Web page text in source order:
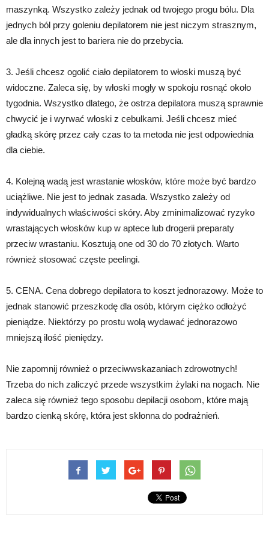
maszynką. Wszystko zależy jednak od twojego progu bólu. Dla
jednych ból przy goleniu depilatorem nie jest niczym strasznym,
ale dla innych jest to bariera nie do przebycia.
3. Jeśli chcesz ogolić ciało depilatorem to włoski muszą być
widoczne. Zaleca się, by włoski mogły w spokoju rosnąć około
tygodnia. Wszystko dlatego, że ostrza depilatora muszą sprawnie
chwycić je i wyrwać włoski z cebulkami. Jeśli chcesz mieć
gładką skórę przez cały czas to ta metoda nie jest odpowiednia
dla ciebie.
4. Kolejną wadą jest wrastanie włosków, które może być bardzo
uciążliwe. Nie jest to jednak zasada. Wszystko zależy od
indywidualnych właściwości skóry. Aby zminimalizować ryzyko
wrastających włosków kup w aptece lub drogerii preparaty
przeciw wrastaniu. Kosztują one od 30 do 70 złotych. Warto
również stosować częste peelingi.
5. CENA. Cena dobrego depilatora to koszt jednorazowy. Może to
jednak stanowić przeszkodę dla osób, którym ciężko odłożyć
pieniądze. Niektórzy po prostu wolą wydawać jednorazowo
mniejszą ilość pieniędzy.
Nie zapomnij również o przeciwwskazaniach zdrowotnych!
Trzeba do nich zaliczyć przede wszystkim żylaki na nogach. Nie
zaleca się również tego sposobu depilacji osobom, które mają
bardzo cienką skórę, która jest skłonna do podrażnień.